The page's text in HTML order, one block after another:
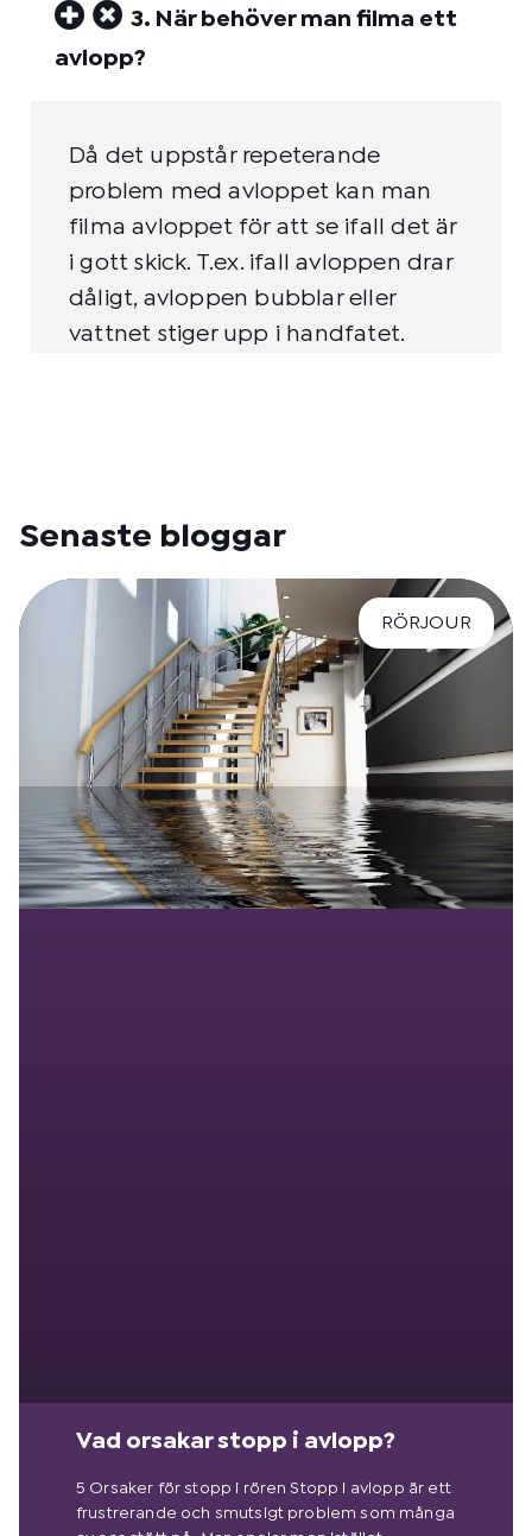
3. När behöver man filma ett
avlopp?
Då det uppstår repeterande
problem med avloppet kan man
filma avloppet för att se ifall det är
i gott skick. T.ex. ifall avloppen drar
dåligt, avloppen bubblar eller
vattnet stiger upp i handfatet.
Senaste bloggar
RÖRJOUR
Vad orsakar stopp i avlopp?
5 Orsaker för stopp i rören Stopp i avlopp är ett
frustrerande och smutsigt problem som många